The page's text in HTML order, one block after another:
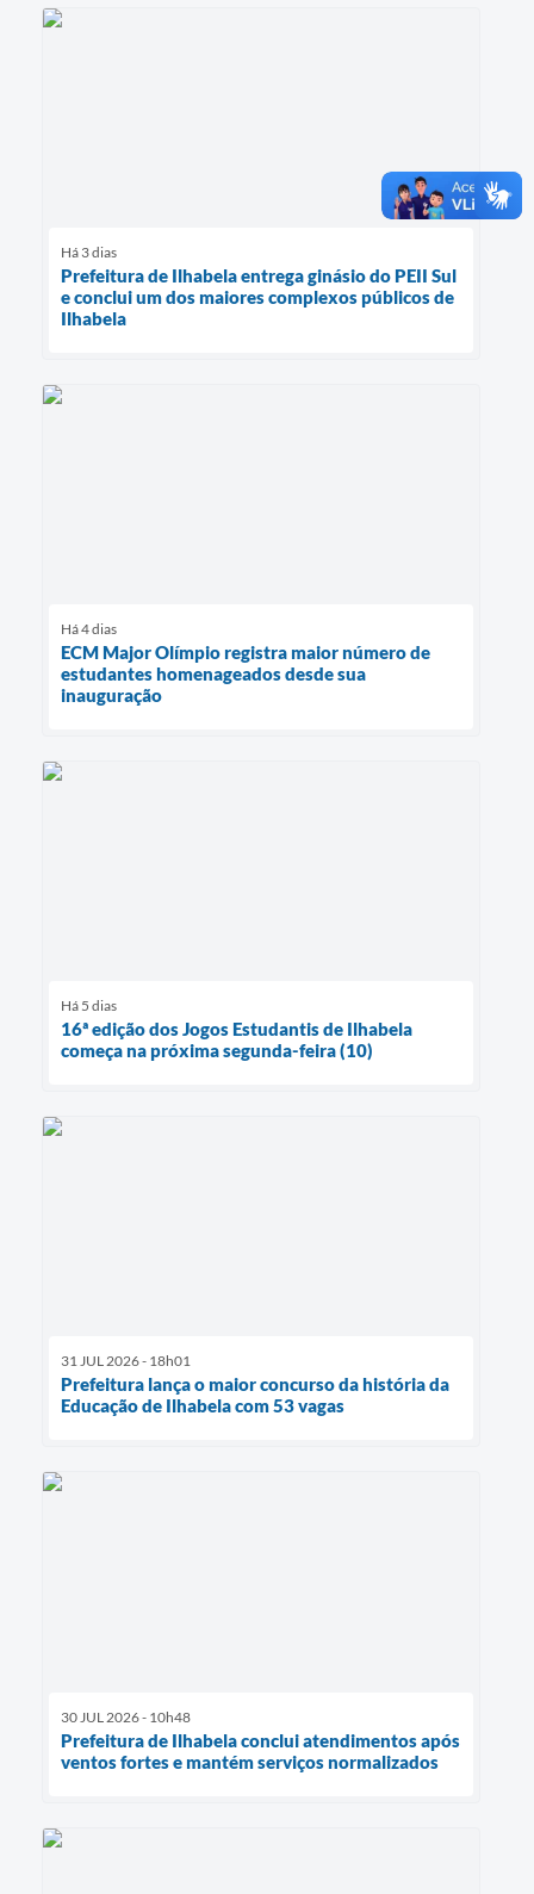
Há 3 dias
Prefeitura de Ilhabela entrega ginásio do PEII Sul
e conclui um dos maiores complexos públicos de
Ilhabela
Há 4 dias
ECM Major Olímpio registra maior número de
estudantes homenageados desde sua
inauguração
Há 5 dias
16ª edição dos Jogos Estudantis de Ilhabela
começa na próxima segunda-feira (10)
31 JUL 2026 - 18h01
Prefeitura lança o maior concurso da história da
Educação de Ilhabela com 53 vagas
30 JUL 2026 - 10h48
Prefeitura de Ilhabela conclui atendimentos após
ventos fortes e mantém serviços normalizados